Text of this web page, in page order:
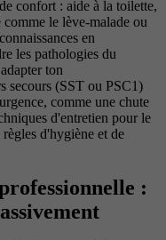
confort : aide à la toilette,
le lève-malade ou
en
les pathologies du
ton
secours (SST ou PSC1)
comme une chute
d'entretien pour le
d'hygiène et de
: